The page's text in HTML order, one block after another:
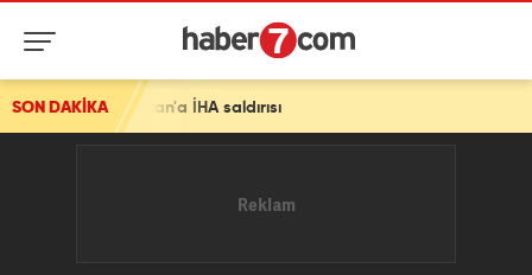
SON DAKİKA
İHA saldırısı